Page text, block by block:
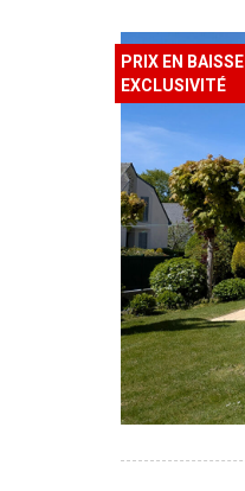
PRIX EN BAISSE
EXCLUSIVITÉ